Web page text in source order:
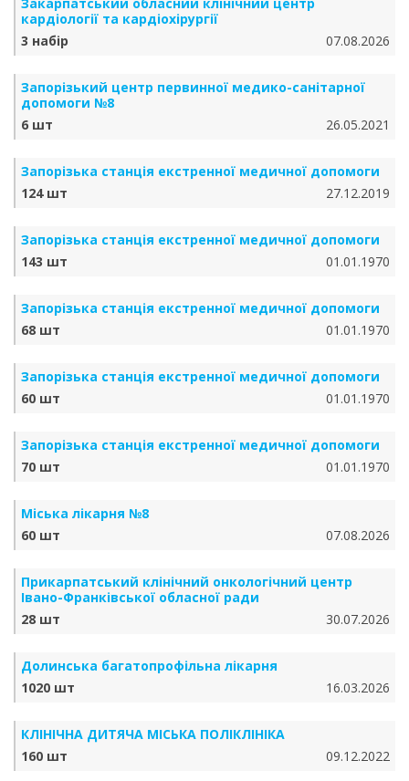
кардіології та кардіохірургії
3 набір
07.08.2026
Запорізький центр первинної медико-санітарної
допомоги №8
6 шт
26.05.2021
Запорізька станція екстренної медичної допомоги
124 шт
27.12.2019
Запорізька станція екстренної медичної допомоги
143 шт
01.01.1970
Запорізька станція екстренної медичної допомоги
68 шт
01.01.1970
Запорізька станція екстренної медичної допомоги
60 шт
01.01.1970
Запорізька станція екстренної медичної допомоги
70 шт
01.01.1970
Міська лікарня №8
60 шт
07.08.2026
Прикарпатський клінічний онкологічний центр
Івано-Франківської обласної ради
28 шт
30.07.2026
Долинська багатопрофільна лікарня
1020 шт
16.03.2026
КЛІНІЧНА ДИТЯЧА МІСЬКА ПОЛІКЛІНІКА
160 шт
09.12.2022